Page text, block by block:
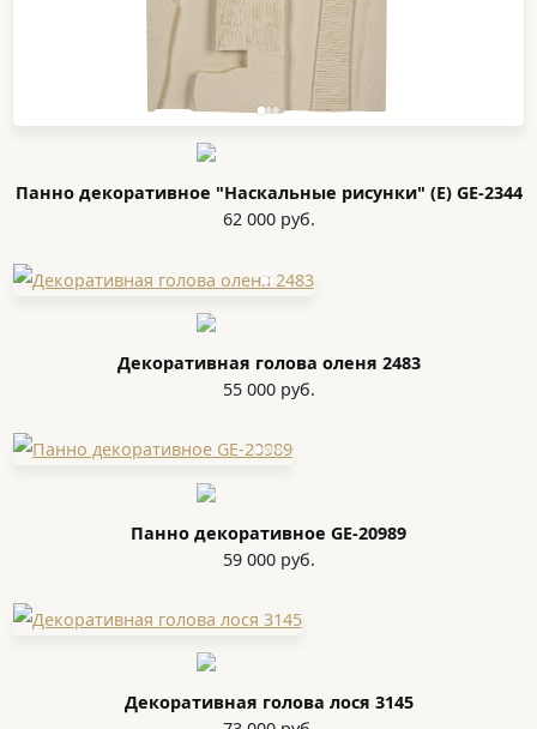
Панно декоративное "Наскальные рисунки" (E) GE-2344
62 000 руб.
Декоративная голова оленя 2483
55 000 руб.
Панно декоративное GE-20989
59 000 руб.
Декоративная голова лося 3145